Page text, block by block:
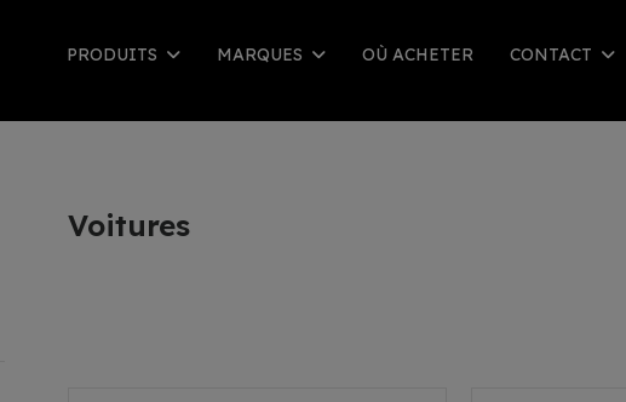
PRODUITS MARQUES OÙ ACHETER CONTACT
Voitures